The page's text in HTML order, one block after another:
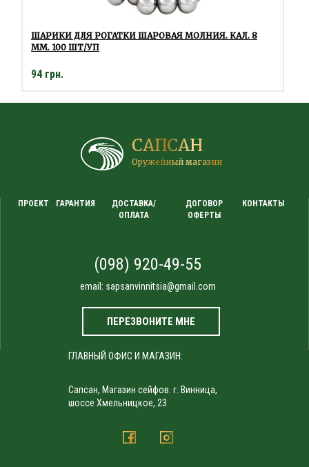
ШАРИКИ ДЛЯ РОГАТКИ ШАРОВАЯ МОЛНИЯ. КАЛ. 8
ММ. 100 ШТ/УП
94 грн.
САПСАН
Оружейный магазин
ПРОЕКТ ГАРАНТИЯ
ДОСТАВКА/
ОПЛАТА
ДОГОВОР
ОФЕРТЫ
КОНТАКТЫ
(098) 920-49-55
email: sapsanvinnitsia@gmail.com
ПЕРЕЗВОНИТЕ МНЕ
ГЛАВНЫЙ ОФИС И МАГАЗИН:
Сапсан, Магазин сейфов. г. Винница,
шоссе Хмельницкое, 23